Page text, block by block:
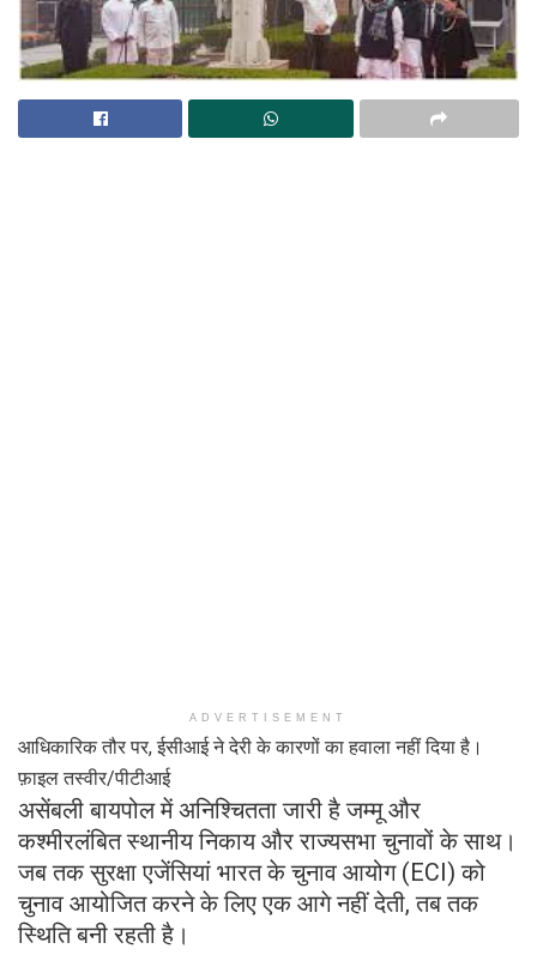
ADVERTISEMENT
आधिकारिक तौर पर, ईसीआई ने देरी के कारणों का हवाला नहीं दिया है।
फ़ाइल तस्वीर/पीटीआई
असेंबली बायपोल में अनिश्चितता जारी है जम्मू और
कश्मीरलंबित स्थानीय निकाय और राज्यसभा चुनावों के साथ।
जब तक सुरक्षा एजेंसियां ​​भारत के चुनाव आयोग (ECI) को
चुनाव आयोजित करने के लिए एक आगे नहीं देती, तब तक
स्थिति बनी रहती है।